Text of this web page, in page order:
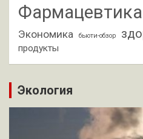
Фармацевтика
Экономика бьюти-обзор
продукты
Экология